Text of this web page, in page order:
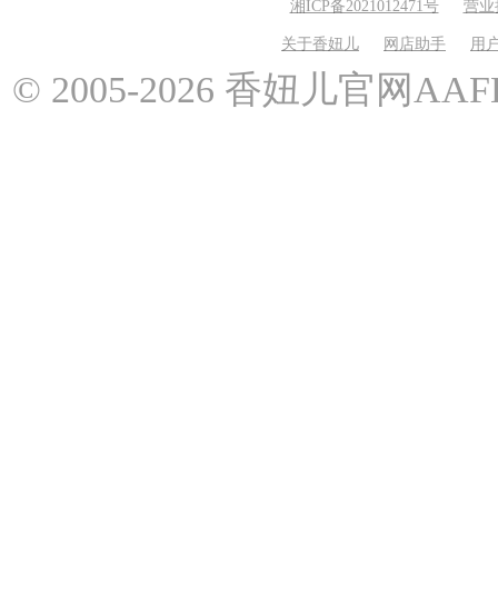
湘ICP备2021012471号 营业
关于香妞儿 网店助手 用
© 2005-2026 香妞儿官网